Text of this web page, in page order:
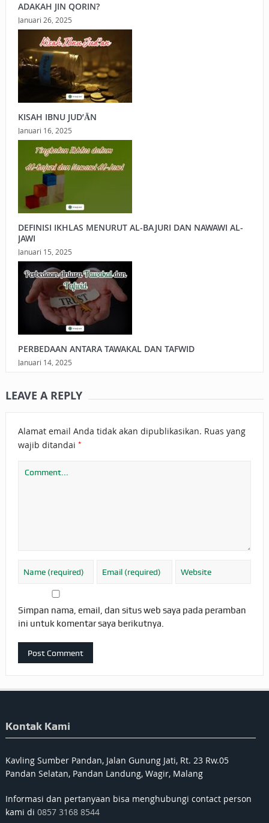
ADAKAH JIN QORIN?
Januari 26, 2025
KISAH IBNU JUD’ĀN
Januari 16, 2025
DEFINISI IKHLAS MENURUT AL-BAJURI DAN NAWAWI AL-
JAWI
Januari 15, 2025
PERBEDAAN ANTARA TAWAKAL DAN TAFWID
Januari 14, 2025
LEAVE A REPLY
Alamat email Anda tidak akan dipublikasikan. Ruas yang
wajib ditandai *
Simpan nama, email, dan situs web saya pada peramban
ini untuk komentar saya berikutnya.
Kontak Kami
Kavling Sumber Pandan, Jalan Gunung Jati, Rt. 23 Rw.05
Pandan Selatan, Pandan Landung, Wagir, Malang
Informasi dan pertanyaan bisa menghubungi contact person
kami di 0857 3168 8544